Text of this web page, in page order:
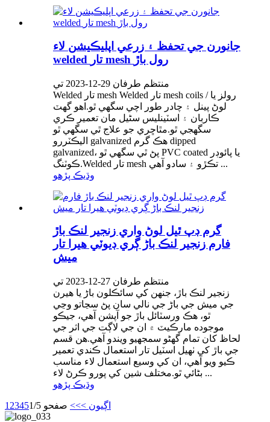
جانورن جي تحفظ ۽ زرعي اپليڪيشن لاء
welded تار mesh رول باڙ
منتظم طرفان 29-12-2023 تي
Welded تار mesh Welded تار mesh coils / رولز يا
لوڻ پينل ۽ چادر طور اچي سگهي ٿو.اهو گهٽ
ڪاربان ۽ اسٽينلیس سٹیل مان تعمير ڪري
سگهجي ٿو.مٿاڇري جو علاج ٿي سگهي ٿو
اليڪٽررو galvanized هڪ گرم dipped
galvanized، پڻ ٿي سگهي ٿو PVC coated يا پائوڊر
ڪوٽنگ.Welded تار mesh تڪڙو ۽ سادو آهي ...
وڌيڪ پڙهو
گرم ڊپ ٿيل لوڻ واري زنجير لنڪ باڙ
فارم زنجير لنڪ باڑ ڳري ڊيوٽي هيرا تار
ميش
منتظم طرفان 27-12-2023 تي
زنجير لنڪ باڙ، جنهن کي سائڪلون باڑ يا هيرن
جي ميش جي باڑ جي نالي سان پڻ سڃاتو وڃي
ٿو، هڪ ورسٽائل باڙ جو آپشن آهي، جيڪو
موجوده مارڪيٽ ۾ ان جي لاڳت جي اثر جي
لحاظ کان تمام گهڻو سمجهيو ويندو آهي.هن قسم
جي باڙ کي ٺهيل اسٽيل تار استعمال ڪندي تعمير
ڪيو ويو آهي، ان کي وسيع استعمال لاء مناسب
بڻائي ٿو.مختلف شين کي پورو ڪرڻ لاء ...
وڌيڪ پڙهو
1 2345 اڳيون >>> صفحو 1/5